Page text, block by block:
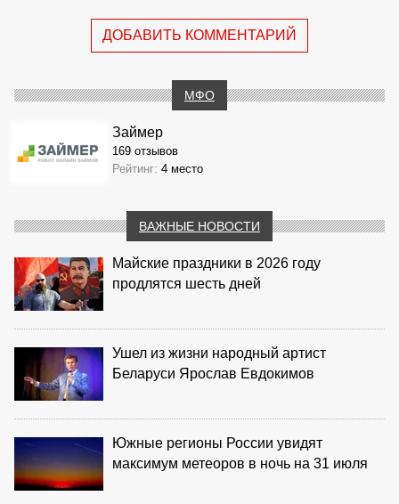
ДОБАВИТЬ КОММЕНТАРИЙ
МФО
Займер
169 отзывов
Рейтинг: 4 место
ВАЖНЫЕ НОВОСТИ
Майские праздники в 2026 году
продлятся шесть дней
Ушел из жизни народный артист
Беларуси Ярослав Евдокимов
Южные регионы России увидят
максимум метеоров в ночь на 31 июля